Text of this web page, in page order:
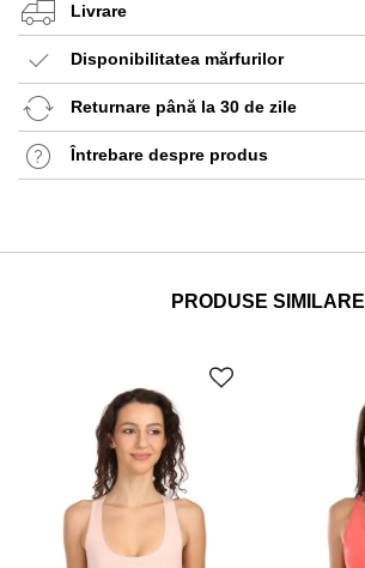
Livrare
Disponibilitatea mărfurilor
Returnare până la 30 de zile
Întrebare despre produs
PRODUSE SIMILARE